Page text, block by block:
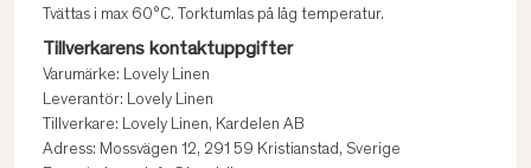
Tvättas i max 60°C. Torktumlas på låg temperatur.
Tillverkarens kontaktuppgifter
Varumärke: Lovely Linen
Leverantör: Lovely Linen
Tillverkare: Lovely Linen, Kardelen AB
Adress: Mossvägen 12, 291 59 Kristianstad, Sverige